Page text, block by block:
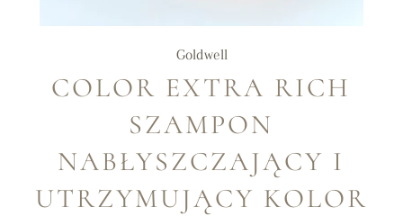
Goldwell
COLOR EXTRA RICH
SZAMPON
NABŁYSZCZAJĄCY I
UTRZYMUJĄCY KOLOR